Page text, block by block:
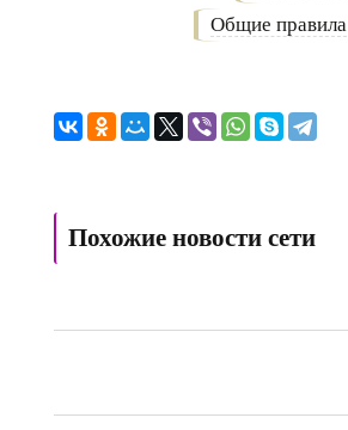
Общие правила
Похожие новости сети